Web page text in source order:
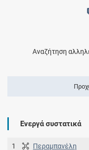
Αναζήτηση
Ενεργά συστατικά
1 Περαμπανέλη